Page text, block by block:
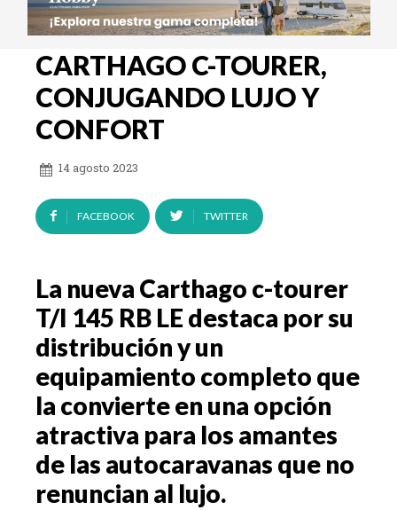
CARTHAGO C-TOURER,
CONJUGANDO LUJO Y
CONFORT
14 agosto 2023
FACEBOOK TWITTER
La nueva Carthago c-tourer
T/I 145 RB LE destaca por su
distribución y un
equipamiento completo que
la convierte en una opción
atractiva para los amantes
de las autocaravanas que no
renuncian al lujo.